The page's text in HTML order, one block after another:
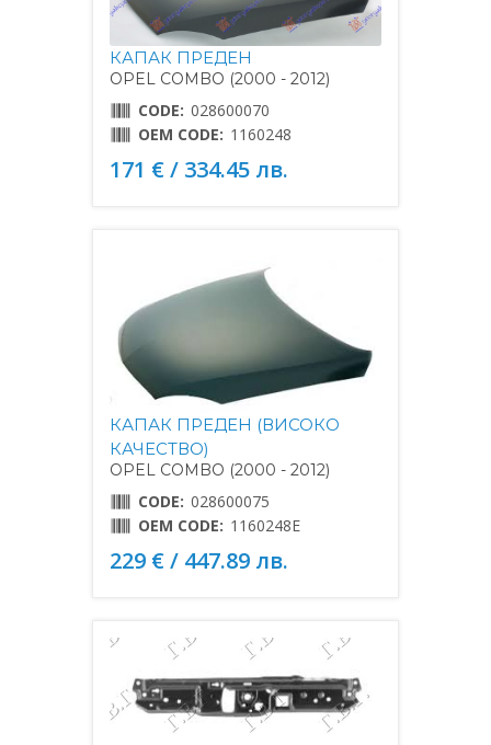
КАПАК ПРЕДЕН
OPEL COMBO (2000 - 2012)
CODE: 028600070
OEM CODE: 1160248
171 € / 334.45 лв.
КАПАК ПРЕДЕН (ВИСОКО
КАЧЕСТВО)
OPEL COMBO (2000 - 2012)
CODE: 028600075
OEM CODE: 1160248E
229 € / 447.89 лв.